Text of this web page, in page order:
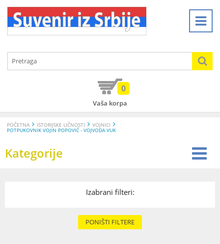
Vaša korpa
0
POČETNA ISTORIJSKE LIČNOSTI
VOJNICI
POTPUKOVNIK VOJIN POPOVIĆ - VOJVODA VUK
Kategorije
Izabrani filteri:
PONIŠTI FILTERE